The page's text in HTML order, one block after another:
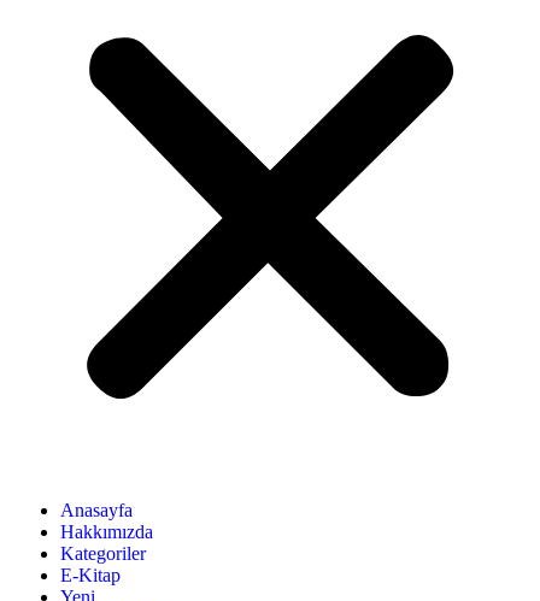
Anasayfa
Hakkımızda
Kategoriler
E-Kitap
Yeni